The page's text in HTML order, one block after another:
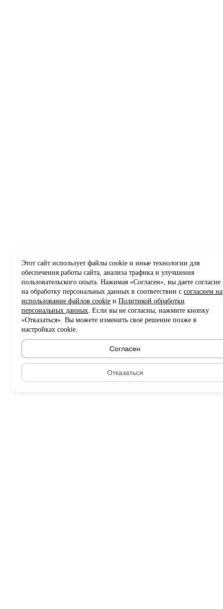
Этот сайт использует файлы cookie и иные технологии для
обеспечения работы сайта, анализа трафика и улучшения
пользовательского опыта. Нажимая «Согласен», вы даете согласие
на обработку персональных данных в соответствии ссогласием на
использование файлов cookie иПолитикой обработки
персональных данных. Если вы не согласны, нажмите кнопку
«Отказаться». Вы можете изменить свое решение позже в
настройках cookie.
Согласен
Отказаться